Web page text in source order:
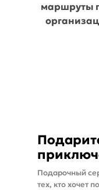
маршруты
Подарочный
тех, кто хочет